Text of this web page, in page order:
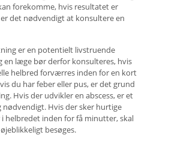
forekomme, hvis resultatet er
det nødvendigt at konsultere en
er en potentielt livstruende
en læge bør derfor konsulteres, hvis
helbred forværres inden for en kort
du har feber eller pus, er det grund
Hvis der udvikler en abscess, er et
nødvendigt. Hvis der sker hurtige
helbredet inden for få minutter, skal
besøges.